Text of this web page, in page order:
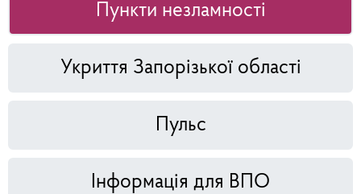
Пункти незламності
Укриття Запорізької області
Пульс
Інформація для ВПО